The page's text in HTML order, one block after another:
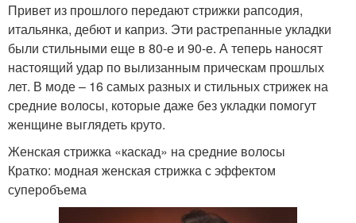
Привет из прошлого передают стрижки рапсодия,
итальянка, дебют и каприз. Эти растрепанные укладки
были стильными еще в 80-е и 90-е. А теперь наносят
настоящий удар по вылизанным прическам прошлых
лет. В моде – 16 самых разных и стильных стрижек на
средние волосы, которые даже без укладки помогут
женщине выглядеть круто.
Женская стрижка «каскад» на средние волосы
Кратко: модная женская стрижка с эффектом
суперобъема